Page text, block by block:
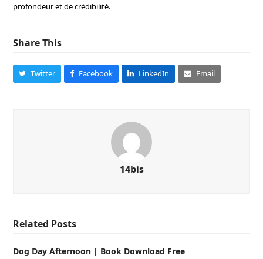
profondeur et de crédibilité.
Share This
Twitter Facebook LinkedIn Email
14bis
Related Posts
Dog Day Afternoon | Book Download Free